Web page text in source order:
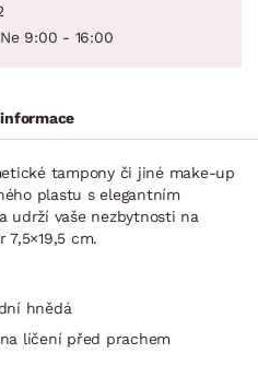
9:00 - 16:00
tampony či jiné make-up
plastu s elegantním
udrží vaše nezbytnosti na
cm.
hnědá
líčení před prachem